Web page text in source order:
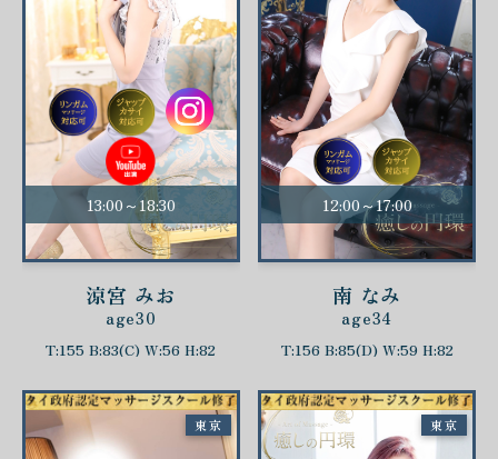
13:00～18:30
涼宮 みお
age30
T:155 B:83(C) W:56 H:82
12:00～17:00
南 なみ
age34
T:156 B:85(D) W:59 H:82
東京 東京